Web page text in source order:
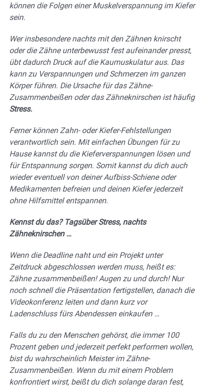
können die Folgen einer Muskelverspannung im Kiefer
sein.
Wer insbesondere nachts mit den Zähnen knirscht
oder die Zähne unterbewusst fest aufeinander presst,
übt dadurch Druck auf die Kaumuskulatur aus. Das
kann zu Verspannungen und Schmerzen im ganzen
Körper führen. Die Ursache für das Zähne-
Zusammenbeißen oder das Zähneknirschen ist häufig
Stress.
Ferner können Zahn- oder Kiefer-Fehlstellungen
verantwortlich sein. Mit einfachen Übungen für zu
Hause kannst du die Kieferverspannungen lösen und
für Entspannung sorgen. Somit kannst du dich auch
wieder eventuell von deiner Aufbiss-Schiene oder
Medikamenten befreien und deinen Kiefer jederzeit
ohne Hilfsmittel entspannen.
Kennst du das? Tagsüber Stress, nachts
Zähneknirschen …
Wenn die Deadline naht und ein Projekt unter
Zeitdruck abgeschlossen werden muss, heißt es:
Zähne zusammenbeißen! Augen zu und durch! Nur
noch schnell die Präsentation fertigstellen, danach die
Videokonferenz leiten und dann kurz vor
Ladenschluss fürs Abendessen einkaufen …
Falls du zu den Menschen gehörst, die immer 100
Prozent geben und jederzeit perfekt performen wollen,
bist du wahrscheinlich Meister im Zähne-
Zusammenbeißen. Wenn du mit einem Problem
konfrontiert wirst, beißt du dich solange daran fest,